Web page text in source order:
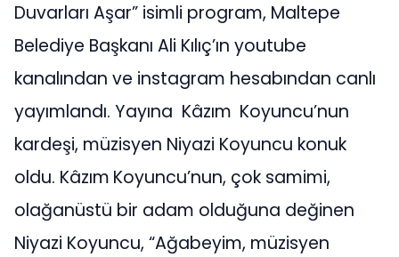
Duvarları Aşar” isimli program, Maltepe
Belediye Başkanı Ali Kılıç’ın youtube
kanalından ve instagram hesabından canlı
yayımlandı. Yayına Kâzım Koyuncu’nun
kardeşi, müzisyen Niyazi Koyuncu konuk
oldu. Kâzım Koyuncu’nun, çok samimi,
olağanüstü bir adam olduğuna değinen
Niyazi Koyuncu, “Ağabeyim, müzisyen